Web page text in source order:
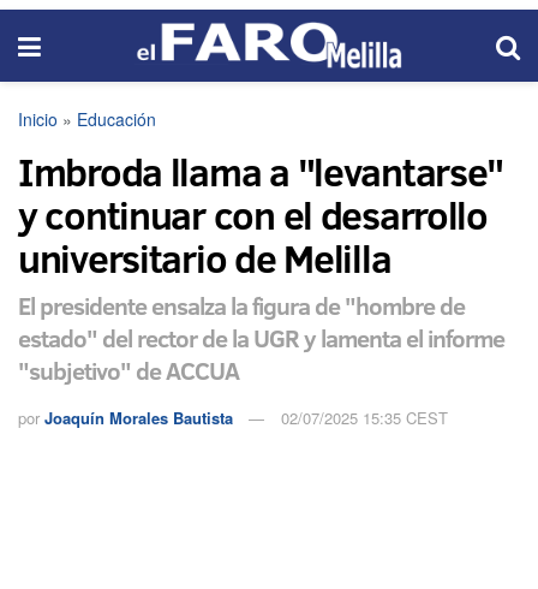
Inicio » Educación
Imbroda llama a "levantarse"
y continuar con el desarrollo
universitario de Melilla
El presidente ensalza la figura de "hombre de
estado" del rector de la UGR y lamenta el informe
"subjetivo" de ACCUA
por Joaquín Morales Bautista 02/07/2025 15:35 CEST